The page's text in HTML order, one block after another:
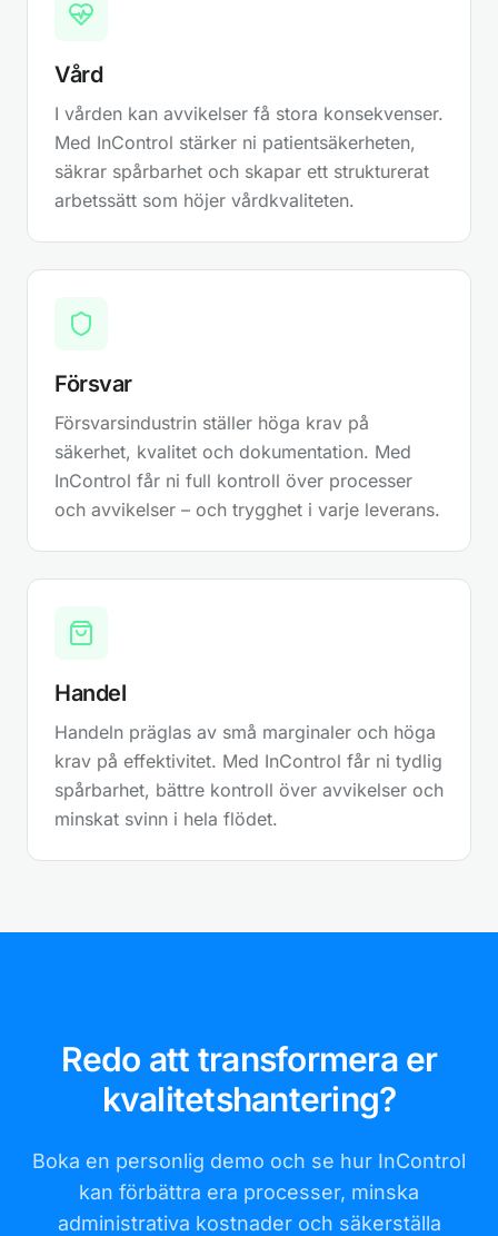
Vård
I vården kan avvikelser få stora konsekvenser.
Med InControl stärker ni patientsäkerheten,
säkrar spårbarhet och skapar ett strukturerat
arbetssätt som höjer vårdkvaliteten.
Försvar
Försvarsindustrin ställer höga krav på
säkerhet, kvalitet och dokumentation. Med
InControl får ni full kontroll över processer
och avvikelser – och trygghet i varje leverans.
Handel
Handeln präglas av små marginaler och höga
krav på effektivitet. Med InControl får ni tydlig
spårbarhet, bättre kontroll över avvikelser och
minskat svinn i hela flödet.
Redo att transformera er
kvalitetshantering?
Boka en personlig demo och se hur InControl
kan förbättra era processer, minska
administrativa kostnader och säkerställa